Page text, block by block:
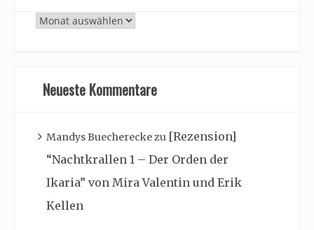
Archiv
Neueste Kommentare
Mandys Buecherecke zu [Rezension]
“Nachtkrallen 1 – Der Orden der
Ikaria” von Mira Valentin und Erik
Kellen